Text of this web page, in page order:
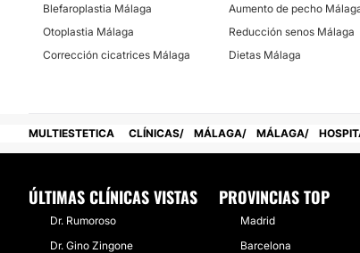
Blefaroplastia Málaga Aumento de pecho
Otoplastia Málaga
Reducción senos Málaga
Corrección cicatrices Málaga
Dietas Málaga
MULTIESTETICA CLÍNICAS MÁLAGA MÁLAGA
ÚLTIMAS CLÍNICAS VISTAS
Dr. Rumoroso
Dr. Gino Zingone
PROVINCIAS TOP
Madrid
Barcelona